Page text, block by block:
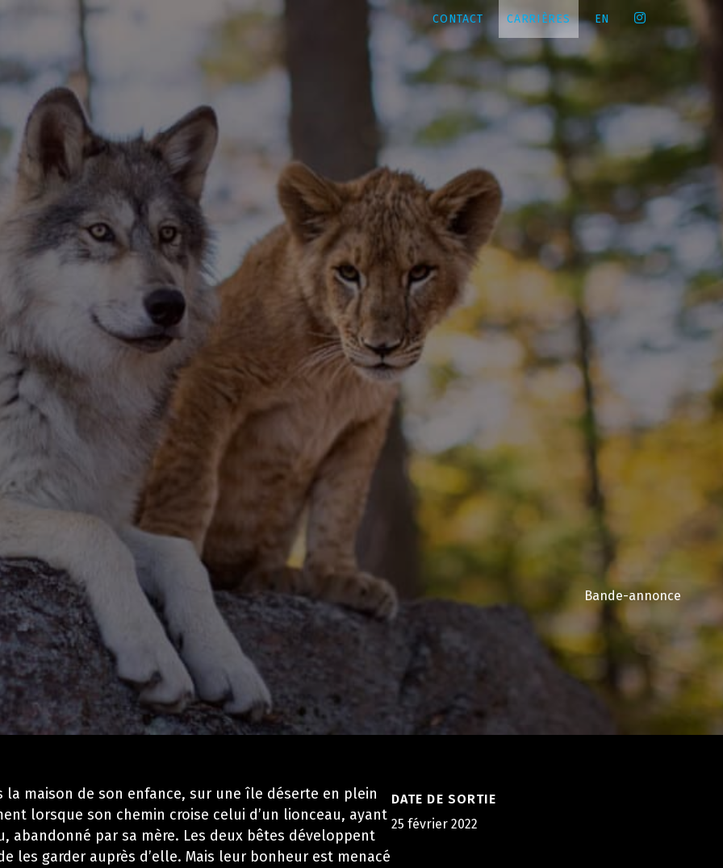
CONTACT CARRIÈRES EN
Bande-annonce
maison de son enfance, sur une île déserte en plein
lorsque son chemin croise celui d’un lionceau, ayant
abandonné par sa mère. Les deux bêtes développent
les garder auprès d’elle. Mais leur bonheur est menacé
DATE DE SORTIE
25 février 2022